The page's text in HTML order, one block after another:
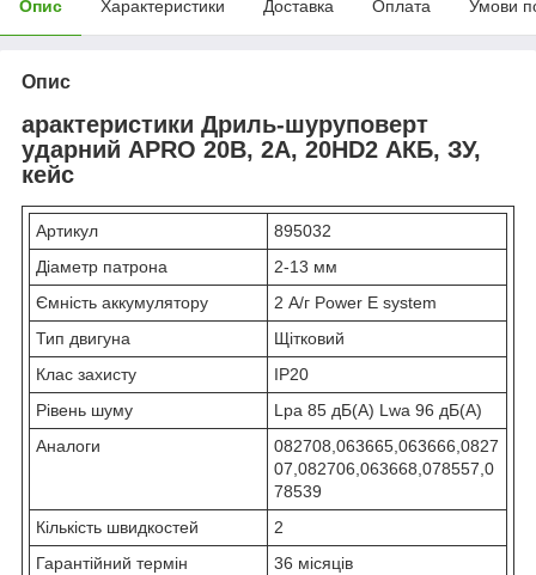
Опис Характеристики Доставка Оплата Умови
Опис
арактеристики Дриль-шуруповерт
ударний APRO 20В, 2А, 20HD2 АКБ, ЗУ,
кейс
Артикул
895032
Діаметр патрона
2-13 мм
Ємність аккумулятору
2 А/г Power E system
Тип двигуна
Щітковий
Клас захисту
IP20
Рівень шуму
Lpa 85 дБ(А) Lwa 96 дБ(А)
Аналоги
082708,063665,063666,0827
07,082706,063668,078557,0
78539
Кількість швидкостей
2
Гарантійний термін
36 місяців